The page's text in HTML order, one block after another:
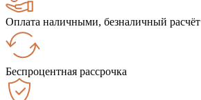
Оплата наличными, безналичный расчёт
Беспроцентная рассрочка